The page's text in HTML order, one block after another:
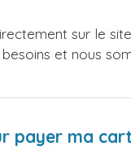
sur le
et nous
payer ma